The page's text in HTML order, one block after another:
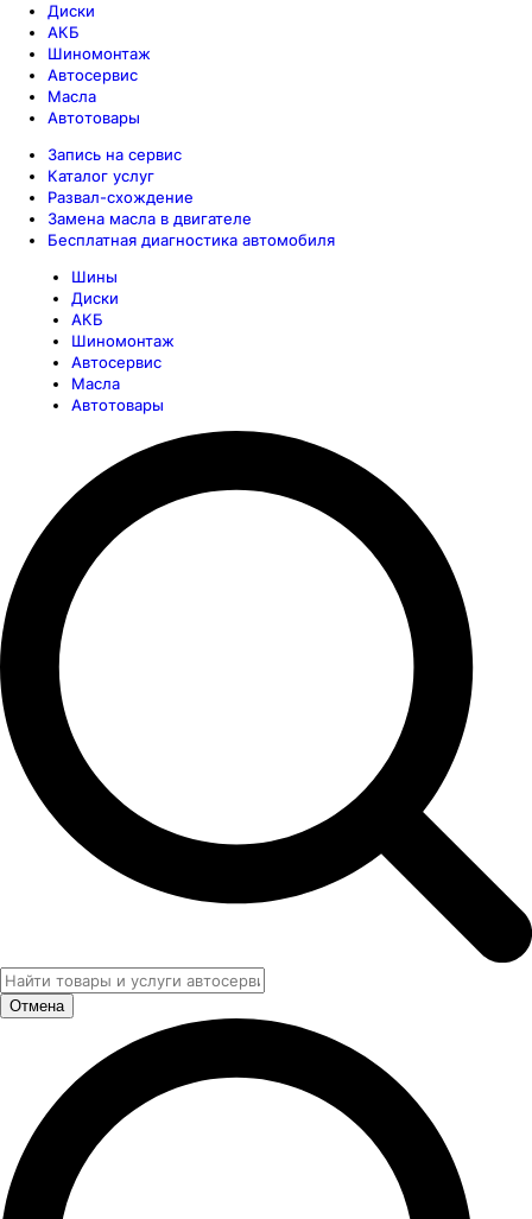
Диски
АКБ
Шиномонтаж
Автосервис
Масла
Автотовары
Запись на сервис
Каталог услуг
Развал-схождение
Замена масла в двигателе
Бесплатная диагностика автомобиля
Шины
Диски
АКБ
Шиномонтаж
Автосервис
Масла
Автотовары
Отмена